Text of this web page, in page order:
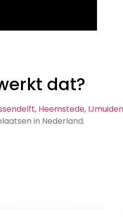
dat?
, Heemstede, IJmuiden
plaatsen in Nederland.